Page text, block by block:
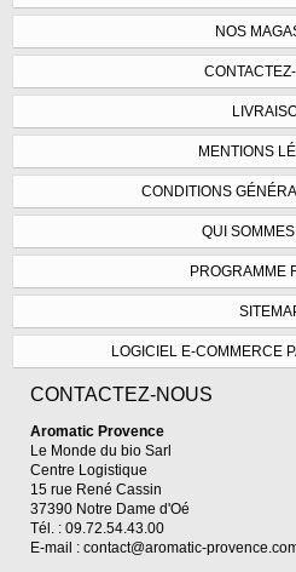
NOS
MENTIONS
CONDITIONS
QUI
PROGRAMME
LOGICIEL E-COMMERCE
CONTACTEZ-NOUS
Aromatic Provence
Le Monde du bio Sarl
Centre Logistique
15 rue René Cassin
37390 Notre Dame d'Oé
Tél. : 09.72.54.43.00
E-mail : contact@aromatic-